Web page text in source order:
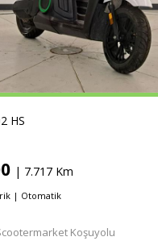
HS
| 7.717 Km
| Otomatik
Koşuyolu